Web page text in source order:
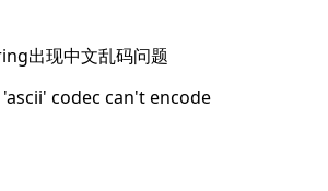
出现中文乱码问题
codec can't encode